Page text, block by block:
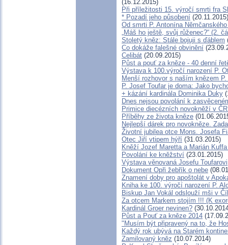
(16.12.2015)
Při příležitosti 15. výročí smrti fra
* Pozadí jeho působení (20.11.2015)
Od smrti P. Antonína
„Máš ho ještě, svůj růženec?“ (2.
Stoletý kněz: Stále bojuji s ďáblem
Co dokáže falešné obvinění
Celibát (20.09.2015)
Půst a pouť za kněze - 40 denní
Výstava k 100.výročí narození P.
Menší rozhovor s naším knězem
P. Josef Toufar je doma: Jako
+ kázání kardinála Dominika Duky
Dnes nejsou povolání k
Primice diecézních novokněží v
Příběhy ze života kněze
Nejlepší dárek pro novokněze.
Životní jubilea otce Mons. Josefa
Otec Jiří vtipem hýří (31.03.2015)
Kněží Jozef Maretta a Marián
Povolání ke kněžství (23.01.2015)
Výstava věnovaná Josefu Toufarovi
Dokument Opři žebřík o nebe
Znamení doby pro apoštolát v
Kniha ke 100. výročí narození P.
Biskup Jan Vokál odslouží mši v
Za otcem Markem stojím !!! (K
Kardinál Groer nevinen?
Půst a Pouť za kněze 2014
"Musím být připravený na to, že
Každý rok ubývá na Starém
Zamilovaný kněz (10.07.2014)